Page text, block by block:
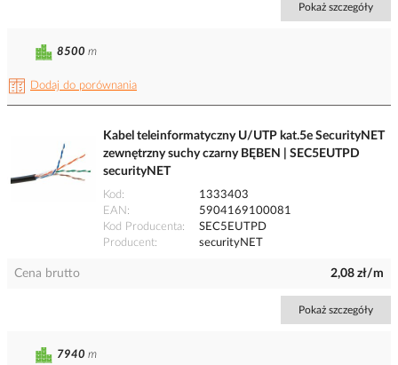
Pokaż szczegóły
Dodaj do porównania
8500 m
Kabel teleinformatyczny U/UTP kat.5e SecurityNET
zewnętrzny suchy czarny BĘBEN | SEC5EUTPD
securityNET
Kod
1333403
EAN
5904169100081
Kod Producenta
SEC5EUTPD
Producent
securityNET
Cena brutto 2,08 zł/m
Pokaż szczegóły
7940 m